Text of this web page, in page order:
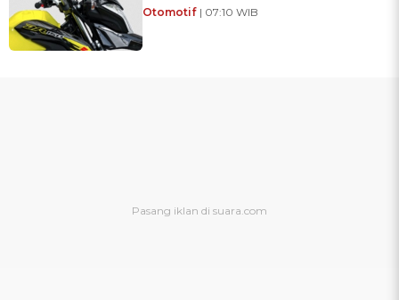
Otomotif | 07:10 WIB